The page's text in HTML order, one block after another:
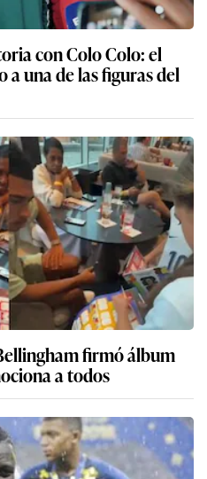
con Colo Colo: el
una de las figuras del
firmó álbum
a todos